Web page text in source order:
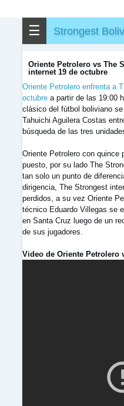
☰ Strongest
Oriente Petrolero vs The
internet 19 de octubre
Oriente Petrolero enfrenta a
octubre a partir de las 19:00
clásico del fútbol boliviano
Tahuichi Aguilera Costas
búsqueda de las tres
Oriente Petrolero con quince
puesto, por su lado The
tan solo un punto de
dirigencia, The Strongest
perdidos, a su vez Oriente
técnico Eduardo Villegas se
en Santa Cruz luego de un
de sus jugadores.
Video de Oriente Petrolero